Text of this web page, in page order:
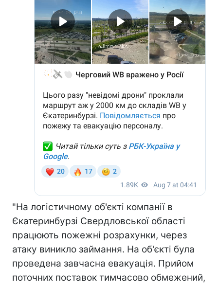
"На логістичному об'єкті компанії в
Єкатеринбурзі Свердловської області
працюють пожежні розрахунки, через
атаку виникло займання. На об'єкті була
проведена завчасна евакуація. Прийом
поточних поставок тимчасово обмежений,